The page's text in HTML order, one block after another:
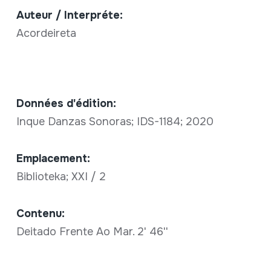
Auteur / Interpréte:
Acordeireta
Données d'édition:
Inque Danzas Sonoras; IDS-1184; 2020
Emplacement:
Biblioteka; XXI / 2
Contenu:
Deitado Frente Ao Mar. 2' 46''